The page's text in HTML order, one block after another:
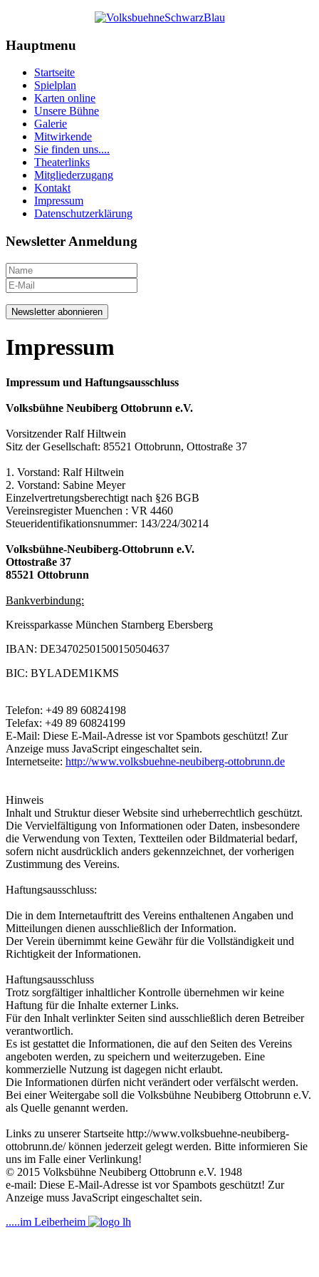
Hauptmenu
Startseite
Spielplan
Karten online
Unsere Bühne
Galerie
Mitwirkende
Sie finden uns....
Theaterlinks
Mitgliederzugang
Kontakt
Impressum
Datenschutzerklärung
Newsletter Anmeldung
Newsletter abonnieren
Impressum
Impressum und Haftungsausschluss
Volksbühne Neubiberg Ottobrunn e.V.
Vorsitzender Ralf Hiltwein
Sitz der Gesellschaft: 85521 Ottobrunn, Ottostraße 37
1. Vorstand: Ralf Hiltwein
2. Vorstand: Sabine Meyer
Einzelvertretungsberechtigt nach §26 BGB
Vereinsregister Muenchen : VR 4460
Steueridentifikationsnummer: 143/224/30214
Volksbühne-Neubiberg-Ottobrunn e.V.
Ottostraße 37
85521 Ottobrunn
Bankverbindung:
Kreissparkasse München Starnberg Ebersberg
IBAN: DE34702501500150504637
BIC: BYLADEM1KMS
Telefon: +49 89 60824198
Telefax: +49 89 60824199
E-Mail: Diese E-Mail-Adresse ist vor Spambots geschützt! Zur
Anzeige muss JavaScript eingeschaltet sein.
Internetseite: http://www.volksbuehne-neubiberg-ottobrunn.de
Hinweis
Inhalt und Struktur dieser Website sind urheberrechtlich geschützt.
Die Vervielfältigung von Informationen oder Daten, insbesondere
die Verwendung von Texten, Textteilen oder Bildmaterial bedarf,
sofern nicht ausdrücklich anders gekennzeichnet, der vorherigen
Zustimmung des Vereins.
Haftungsausschluss:
Die in dem Internetauftritt des Vereins enthaltenen Angaben und
Mitteilungen dienen ausschließlich der Information.
Der Verein übernimmt keine Gewähr für die Vollständigkeit und
Richtigkeit der Informationen.
Haftungsausschluss
Trotz sorgfältiger inhaltlicher Kontrolle übernehmen wir keine
Haftung für die Inhalte externer Links.
Für den Inhalt verlinkter Seiten sind ausschließlich deren Betreiber
verantwortlich.
Es ist gestattet die Informationen, die auf den Seiten des Vereins
angeboten werden, zu speichern und weiterzugeben. Eine
kommerzielle Nutzung ist dagegen nicht erlaubt.
Die Informationen dürfen nicht verändert oder verfälscht werden.
Bei einer Weitergabe soll die Volksbühne Neubiberg Ottobrunn e.V.
als Quelle genannt werden.
Links zu unserer Startseite http://www.volksbuehne-neubiberg-
ottobrunn.de/ können jederzeit gelegt werden. Bitte informieren Sie
uns im Falle einer Verlinkung!
© 2015 Volksbühne Neubiberg Ottobrunn e.V. 1948
e-mail: Diese E-Mail-Adresse ist vor Spambots geschützt! Zur
Anzeige muss JavaScript eingeschaltet sein.
.....im Leiberheim